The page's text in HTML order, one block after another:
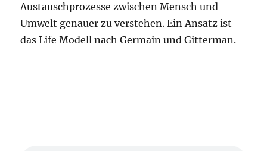
Austauschprozesse zwischen Mensch und
Umwelt genauer zu verstehen. Ein Ansatz ist
das Life Modell nach Germain und Gitterman.